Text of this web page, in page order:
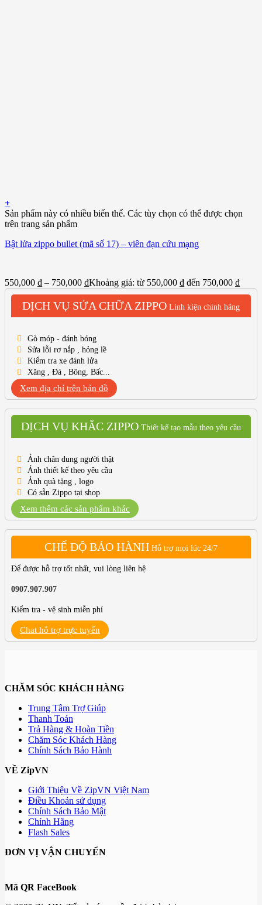
+
Sản phẩm này có nhiều biến thể. Các tùy chọn có thể được chọn
trên trang sản phẩm
Bật lửa zippo bullet (mã số 17) – viên đạn cứu mạng
550,000 ₫ – 750,000 ₫Khoảng giá: từ 550,000 ₫ đến 750,000 ₫
DỊCH VỤ SỬA CHỮA ZIPPO Linh kiện chính hãng
Gò móp - đánh bóng
Sửa lỗi rơ nắp , hỏng lề
Kiểm tra xe đánh lửa
Xăng , Đá , Bông, Bấc...
Xem địa chỉ trên bản đồ
DỊCH VỤ KHẮC ZIPPO Thiết kế tạo mẫu theo yêu cầu
Ảnh chân dung người thật
Ảnh thiết kế theo yêu cầu
Ảnh quà tặng , logo
Có sẵn Zippo tại shop
Xem thêm các sản phẩm khác
CHẾ ĐỘ BẢO HÀNH Hỗ trợ mọi lúc 24/7
Để được hỗ trợ tốt nhất, vui lòng liên hệ
0907.907.907
Kiểm tra - vệ sinh miễn phí
Chat hỗ trợ trực tuyến
CHĂM SÓC KHÁCH HÀNG
Trung Tâm Trợ Giúp
Thanh Toán
Trả Hàng & Hoàn Tiền
Chăm Sóc Khách Hàng
Chính Sách Bảo Hành
VỀ ZipVN
Giới Thiệu Về ZipVN Việt Nam
Điều Khoản sử dụng
Chính Sách Bảo Mật
Chính Hãng
Flash Sales
ĐƠN VỊ VẬN CHUYỂN
Mã QR FaceBook